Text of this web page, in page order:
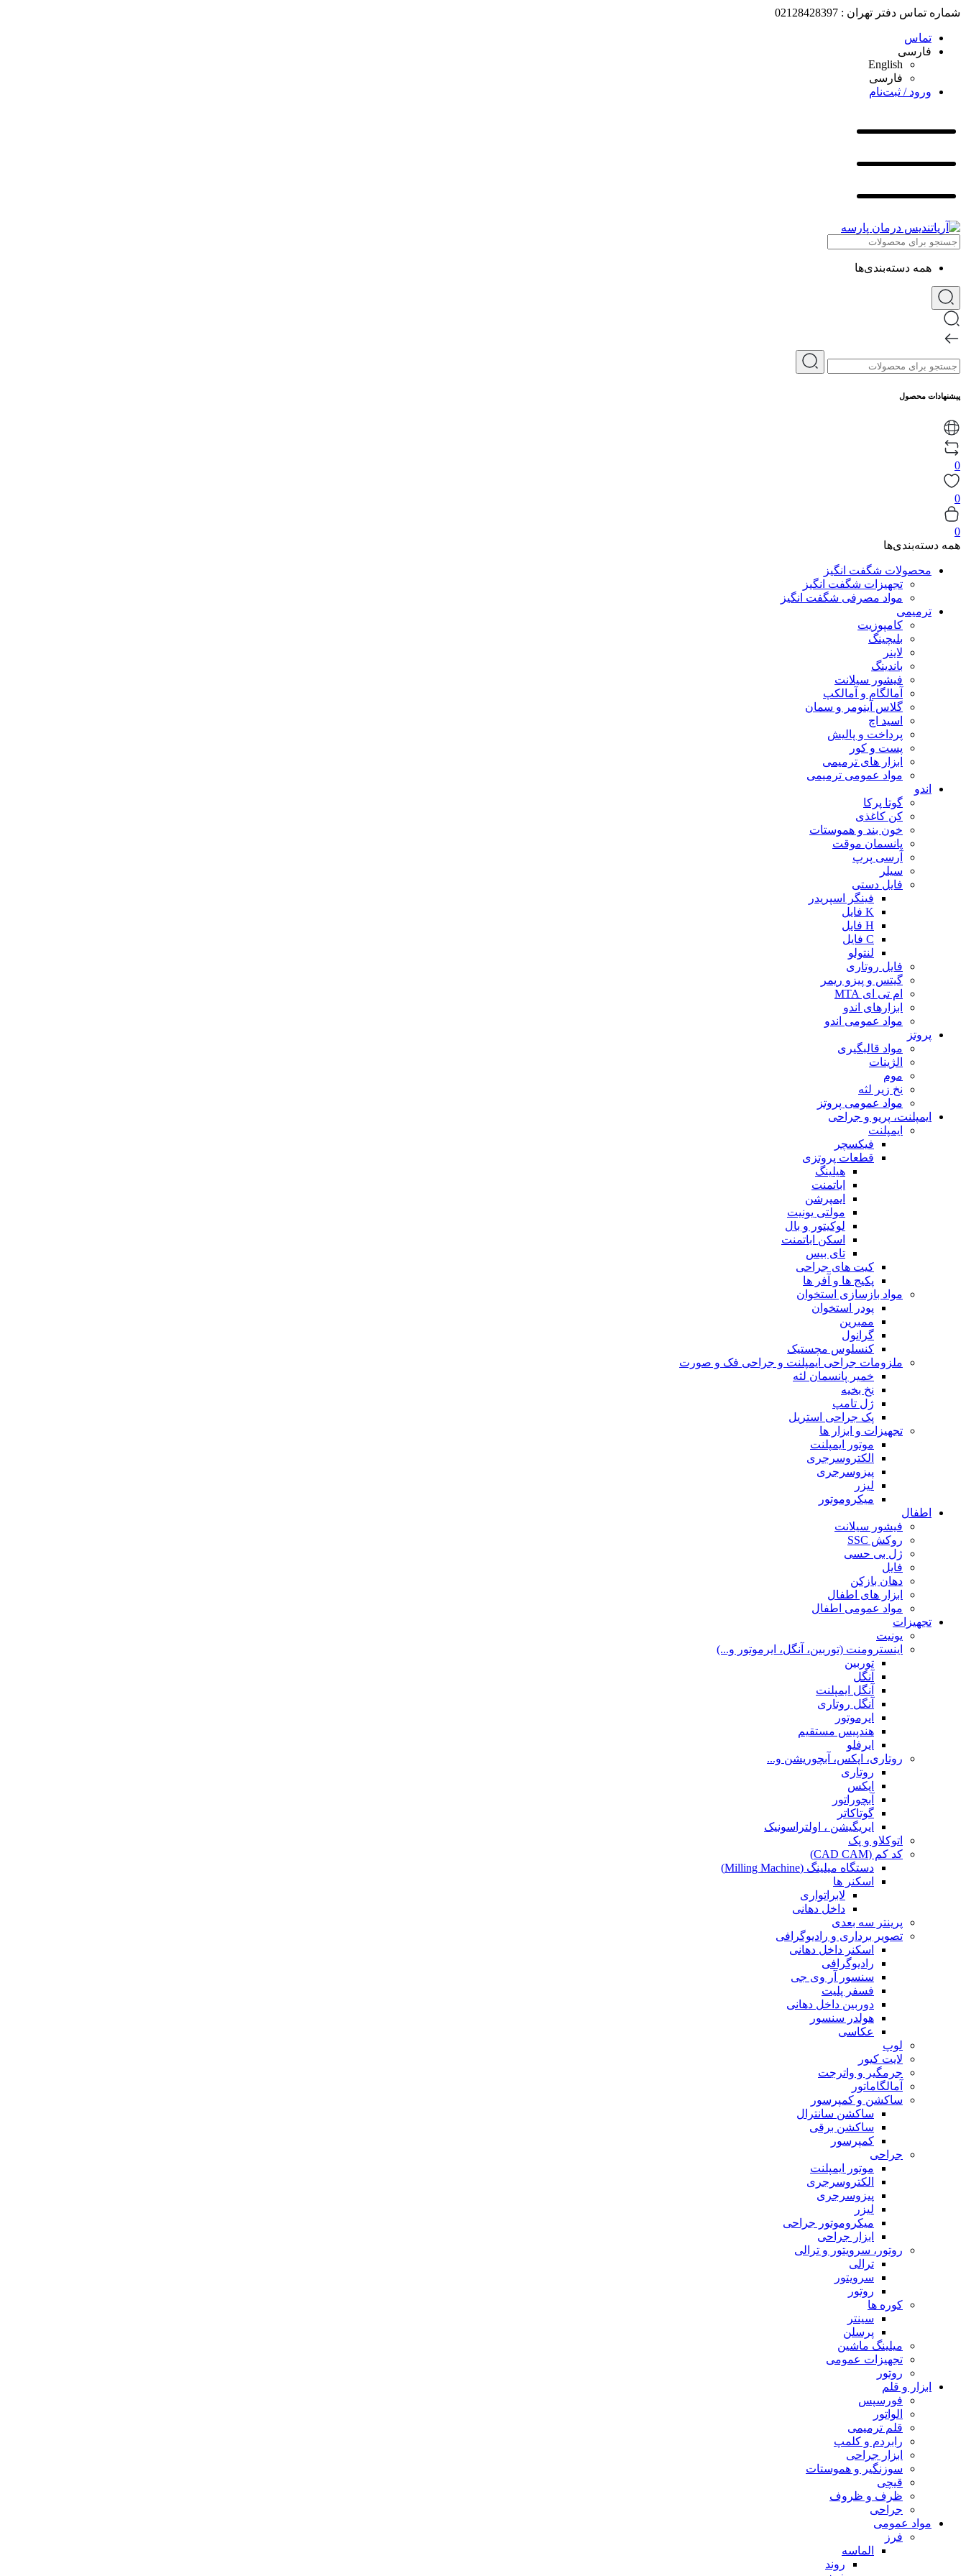
شماره تماس دفتر تهران : 02128428397
تماس
فارسی
English
فارسی
ورود / ثبت‌نام
همه دسته‌بندی‌ها
پیشنهادات محصول
0
0
0
همه دسته‌بندی‌ها
محصولات شگفت انگیز
تجهیزات شگفت انگیز
مواد مصرفی شگفت انگیز
ترمیمی
کامپوزیت
بلیچینگ
لاینر
باندینگ
فیشور سیلانت
آمالگام و آمالکپ
گلاس آینومر و سمان
اسید اچ
پرداخت و پالیش
پست و کور
ابزار های ترمیمی
مواد عمومی ترمیمی
اندو
گوتا پرکا
کن کاغذی
خون بند و هموستات
پانسمان موقت
آرسی پرپ
سیلر
فایل دستی
فینگر اسپریدر
K فایل
H فایل
C فایل
لنتولو
فایل روتاری
گیتس و پیزو ریمر
ام تی ای MTA
ابزارهای اندو
مواد عمومی اندو
پروتز
مواد قالبگیری
الژینات
موم
نخ زیر لثه
مواد عمومی پروتز
ایمپلنت، پریو و جراحی
ایمپلنت
فیکسچر
قطعات پروتزی
هیلینگ
اباتمنت
ایمپرشن
مولتی یونیت
لوکیتور و بال
اسکن اباتمنت
تای بیس
کیت های جراحی
پکیج ها و آفر ها
مواد بازسازی استخوان
پودر استخوان
ممبرین
گرانول
کنسلوس مچستیک
ملزومات جراحی ایمپلنت و جراحی فک و صورت
خمیر پانسمان لثه
نخ بخیه
ژل تامپ
پک جراحی استریل
تجهیزات و ابزار ها
موتور ایمپلنت
الکتروسرجری
پیزوسرجری
لیزر
میکروموتور
اطفال
فیشور سیلانت
روکش SSC
ژل بی حسی
فایل
دهان بازکن
ابزار های اطفال
مواد عمومی اطفال
تجهیزات
یونیت
اینسترومنت (توربین، آنگل، ایرموتور و...)
توربین
آنگل
آنگل ایمپلنت
آنگل روتاری
ایرموتور
هندپیس مستقیم
ایرفلو
روتاری، اپکس، آبچوریشن و...
روتاری
اپکس
آبچوراتور
گوتاکاتر
ایریگیشن ، اولتراسونیک
اتوکلاو و پک
کد کم (CAD CAM)
دستگاه میلینگ (Milling Machine)
اسکنر ها
لابراتواری
داخل دهانی
پرینتر سه بعدی
تصویر برداری و رادیوگرافی
اسکنر داخل دهانی
رادیوگرافی
سنسور آر وی جی
فسفر پلیت
دوربین داخل دهانی
هولدر سنسور
عکاسی
لوپ
لایت کیور
جرمگیر و واترجت
آمالگاماتور
ساکشن و کمپرسور
ساکشن سانترال
ساکشن برقی
کمپرسور
جراحی
موتور ایمپلنت
الکتروسرجری
پیزوسرجری
لیزر
میکروموتور جراحی
ابزار جراحی
روتور، سرویتور و ترالی
ترالی
سرویتور
روتور
کوره ها
سینتر
پرسلن
میلینگ ماشین
تجهیزات عمومی
روتور
ابزار و قلم
فورسپس
الواتور
قلم ترمیمی
رابردم و کلمپ
ابزار جراحی
سوزنگیر و هموستات
قیچی
ظرف و ظروف
جراحی
مواد عمومی
فرز
الماسه
روند